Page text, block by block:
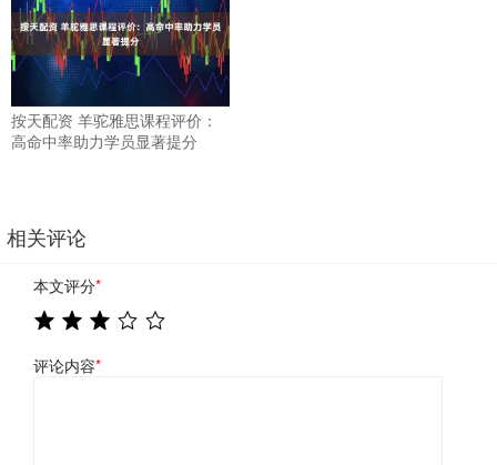
按天配资 羊驼雅思课程评价：
高命中率助力学员显著提分
相关评论
本文评分*
评论内容*